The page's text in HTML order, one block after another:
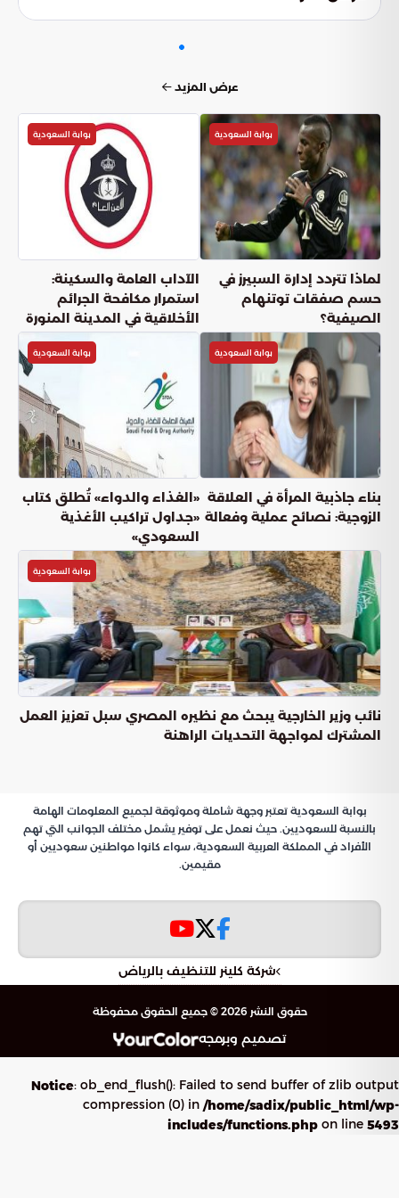
عرض المزيد
بوابة السعودية
لماذا تتردد إدارة السبيرز في
حسم صفقات توتنهام
الصيفية؟
بوابة السعودية
الآداب العامة والسكينة:
استمرار مكافحة الجرائم
الأخلاقية في المدينة المنورة
بوابة السعودية
بناء جاذبية المرأة في العلاقة
الزوجية: نصائح عملية وفعالة
بوابة السعودية
«الغذاء والدواء» تُطلق كتاب
«جداول تراكيب الأغذية
السعودي»
بوابة السعودية
نائب وزير الخارجية يبحث مع نظيره المصري سبل تعزيز العمل
المشترك لمواجهة التحديات الراهنة
بوابة السعودية تعتبر وجهة شاملة وموثوقة لجميع المعلومات الهامة
بالنسبة للسعوديين. حيث نعمل على توفير يشمل مختلف الجوانب التي تهم
الأفراد في المملكة العربية السعودية، سواء كانوا مواطنين سعوديين أو
مقيمين.
شركة كلينر للتنظيف بالرياض
حقوق النشر 2026 © جميع الحقوق محفوظة
تصميم وبرمجه
Notice: ob_end_flush(): Failed to send buffer of zlib output
compression (0) in /home/sadix/public_html/wp-
includes/functions.php on line 5493